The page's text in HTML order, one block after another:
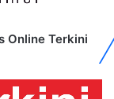
Online Terkini